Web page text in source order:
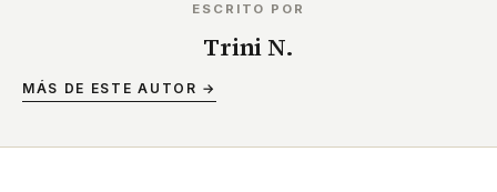
ESCRITO POR
Trini N.
MÁS DE ESTE AUTOR →